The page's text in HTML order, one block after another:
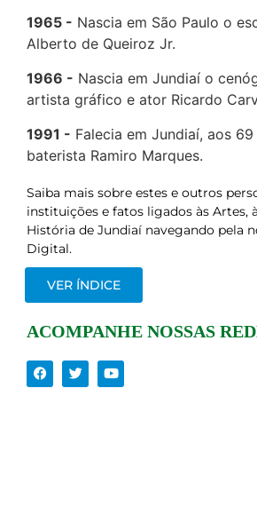
1965
Nascia em São Paulo o
Alberto de Queiroz Jr.
1966
Nascia em Jundiaí o
artista gráfico e ator Ricardo
1991
Falecia em Jundiaí, aos
baterista Ramiro Marques.
Saiba mais sobre estes e outros
instituições e fatos ligados às Artes,
História de Jundiaí navegando pela
Digital.
VER ÍNDICE
ACOMPANHE NOSSAS